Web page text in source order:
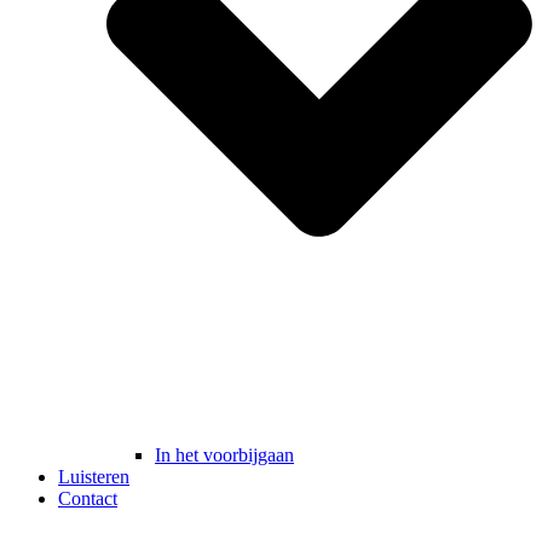
In het voorbijgaan
Luisteren
Contact